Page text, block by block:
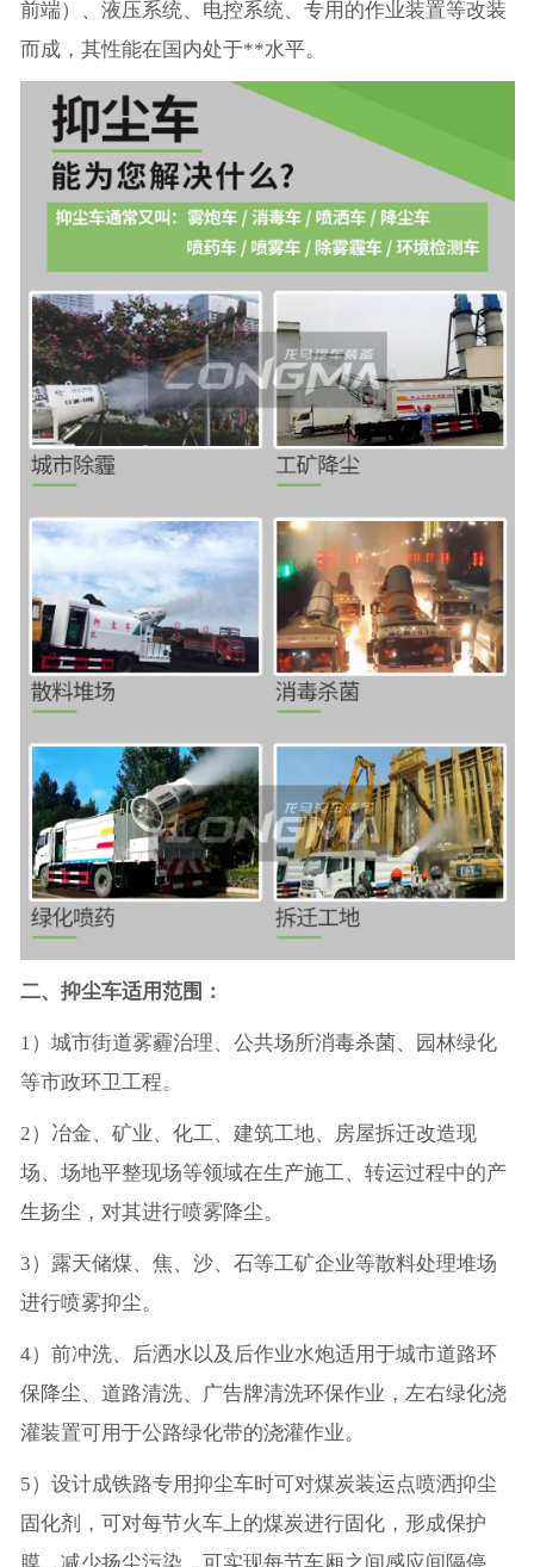
前端）、液压系统、电控系统、专用的作业装置等改装
而成，其性能在国内处于**水平。
二、抑尘车适用范围：
1）城市街道雾霾治理、公共场所消毒杀菌、园林绿化
等市政环卫工程。
2）冶金、矿业、化工、建筑工地、房屋拆迁改造现
场、场地平整现场等领域在生产施工、转运过程中的产
生扬尘，对其进行喷雾降尘。
3）露天储煤、焦、沙、石等工矿企业等散料处理堆场
进行喷雾抑尘。
4）前冲洗、后洒水以及后作业水炮适用于城市道路环
保降尘、道路清洗、广告牌清洗环保作业，左右绿化浇
灌装置可用于公路绿化带的浇灌作业。
5）设计成铁路专用抑尘车时可对煤炭装运点喷洒抑尘
固化剂，可对每节火车上的煤炭进行固化，形成保护